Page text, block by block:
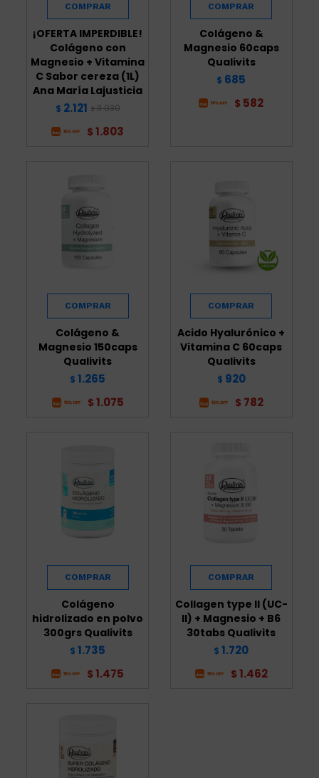
¡OFERTA IMPERDIBLE!
Colágeno con
Magnesio + Vitamina
C Sabor cereza (1L)
Ana María Lajusticia
$ 2.121 $ 3.030
$ 1.803
Colágeno &
Magnesio 60caps
Qualivits
$ 685
$ 582
Colágeno &
Magnesio 150caps
Qualivits
$ 1.265
$ 1.075
Acido Hyalurónico +
Vitamina C 60caps
Qualivits
$ 920
$ 782
Colágeno
hidrolizado en polvo
300grs Qualivits
$ 1.735
$ 1.475
Collagen type II (UC-
II) + Magnesio + B6
30tabs Qualivits
$ 1.720
$ 1.462